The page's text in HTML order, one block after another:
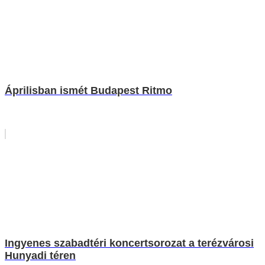
Áprilisban ismét Budapest Ritmo
Ingyenes szabadtéri koncertsorozat a terézvárosi
Hunyadi téren